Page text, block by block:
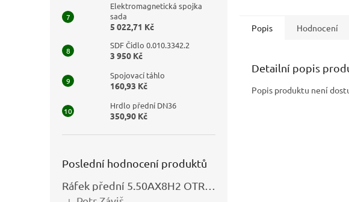
Elektromagnetická spojka
sada
5 022,71 Kč
SDF Čidlo 0.010.3342.2
3 950 Kč
Spojovací táhlo
160,93 Kč
Hrdlo přední DN36
350,90 Kč
Poslední hodnocení produktů
Popis Hodnocení
Detailní popis
Popis produktu není